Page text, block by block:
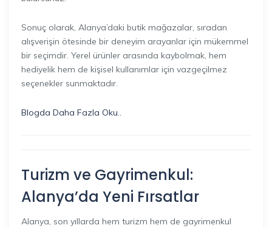
Sonuç olarak, Alanya’daki butik mağazalar, sıradan
alışverişin ötesinde bir deneyim arayanlar için mükemmel
bir seçimdir. Yerel ürünler arasında kaybolmak, hem
hediyelik hem de kişisel kullanımlar için vazgeçilmez
seçenekler sunmaktadır.
Blogda Daha Fazla Oku..
Turizm ve Gayrimenkul:
Alanya’da Yeni Fırsatlar
Alanya, son yıllarda hem turizm hem de gayrimenkul